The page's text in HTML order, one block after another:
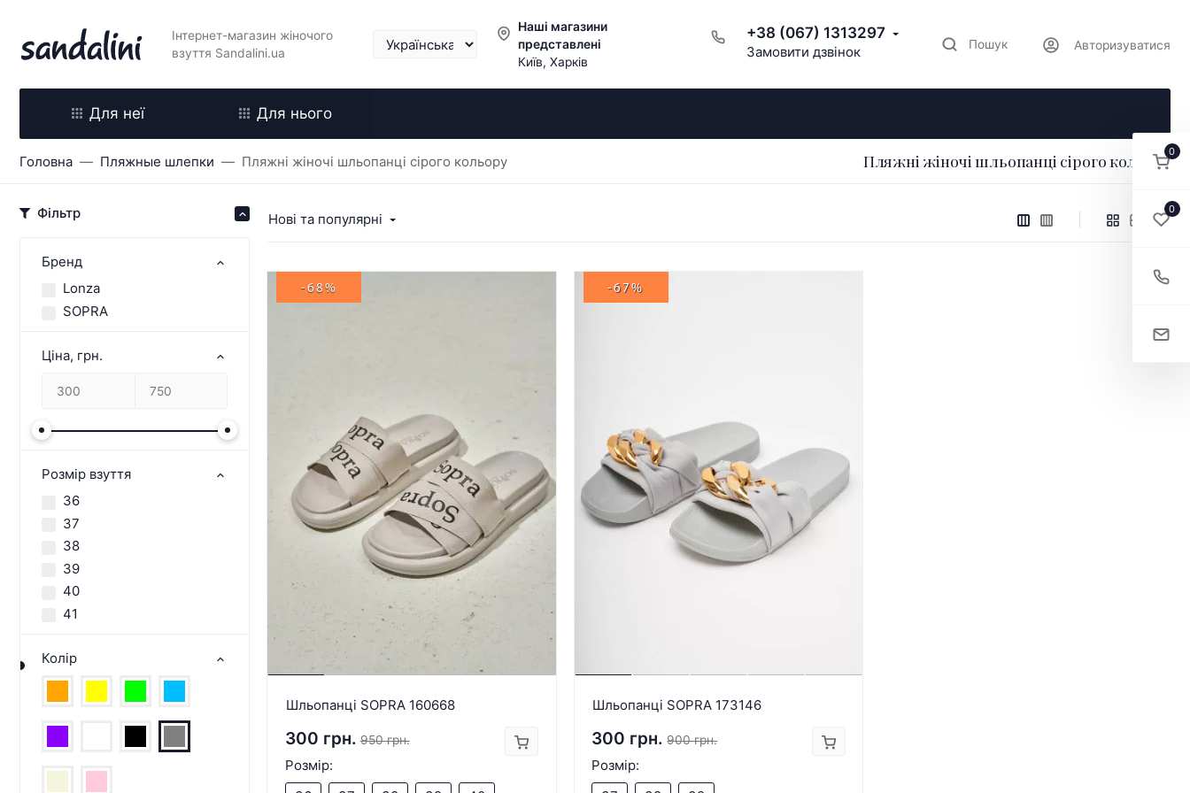
Інтернет-магазин жіночого
взуття Sandalini.ua
Наші магазини
представлені
Київ, Харків
+38 (067) 1313297
Замовити дзвінок Пошук Авторизуватися
Для неї Для нього
Головна Пляжные шлепки Пляжні жіночі шльопанці сірого кольору Пляжні жіночі шльопанці сірого кольору
Фільтр
Бренд
Lonza
SOPRA
Ціна, грн.
Розмір взуття
36
37
38
39
40
41
Колір
Нові та популярні
-68%
Шльопанці SOPRA 160668
300 грн. 950 грн.
Розмір:
-67%
Шльопанці SOPRA 173146
300 грн. 900 грн.
Розмір:
0
0